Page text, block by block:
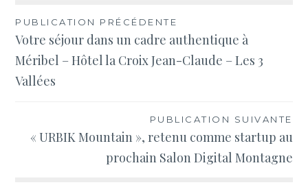
Navigation
de
l’article
PUBLICATION PRÉCÉDENTE
Votre séjour dans un cadre authentique à
Méribel – Hôtel la Croix Jean-Claude – Les 3
Vallées
PUBLICATION SUIVANTE
« URBIK Mountain », retenu comme startup au
prochain Salon Digital Montagne